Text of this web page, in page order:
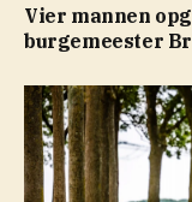
Vier mannen
burgemeester